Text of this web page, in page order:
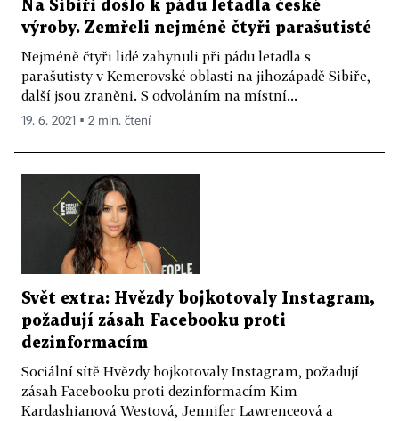
Na Sibiři došlo k pádu letadla české
výroby. Zemřeli nejméně čtyři parašutisté
Nejméně čtyři lidé zahynuli při pádu letadla s
parašutisty v Kemerovské oblasti na jihozápadě Sibiře,
další jsou zraněni. S odvoláním na místní...
19. 6. 2021 ▪ 2 min. čtení
Svět extra: Hvězdy bojkotovaly Instagram,
požadují zásah Facebooku proti
dezinformacím
Sociální sítě Hvězdy bojkotovaly Instagram, požadují
zásah Facebooku proti dezinformacím Kim
Kardashianová Westová, Jennifer Lawrenceová a